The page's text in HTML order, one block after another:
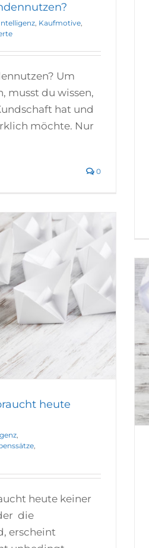
, Kaufmotive,
Um
musst du wissen,
hat und
möchte. Nur
0
heute
,
,
heute keiner
die
erscheint